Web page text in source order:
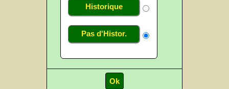
Historique
Pas d'Histor.